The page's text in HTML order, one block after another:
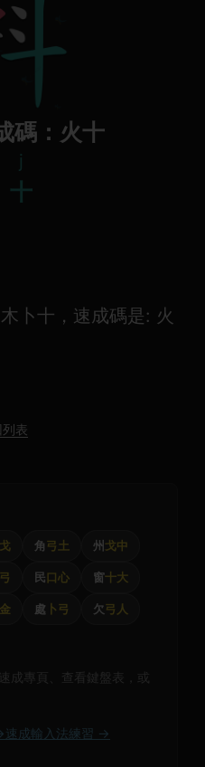
碼：火十
j
十
卜十，速成碼是: 火
表
角弓土 州 戈中
民口心 窗十大
處 卜弓 欠弓人
成專頁、查看鍵盤表，或
速成輸入法練習 →